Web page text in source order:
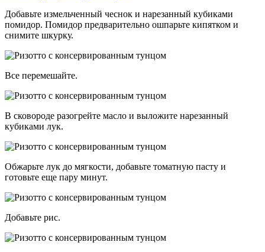
Добавьте измельченный чеснок и нарезанный кубиками
помидор. Помидор предварительно ошпарьте кипятком и
снимите шкурку.
Все перемешайте.
В сковороде разогрейте масло и выложите нарезанный
кубиками лук.
Обжарьте лук до мягкости, добавьте томатную пасту и
готовьте еще пару минут.
Добавьте рис.